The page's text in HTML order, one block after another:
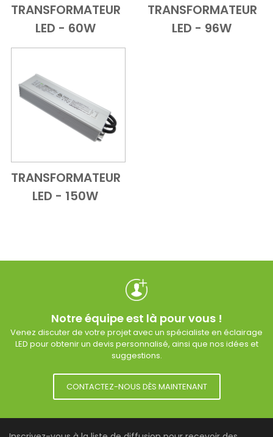
Add to Cart
Vue d'ensemble
TRANSFORMATEUR
LED - 60W
Add to Cart
Vue
TRANSFORMATEUR
LED - 96W
Add to Cart
Vue d'ensemble
TRANSFORMATEUR
LED - 150W
Notre équipe est là pour vous !
Venez discuter de votre projet avec un spécialiste en éclairage
LED pour obtenir un devis personnalisé, ainsi que nos idées et
suggestions.
CONTACTEZ-NOUS DÈS MAINTENANT